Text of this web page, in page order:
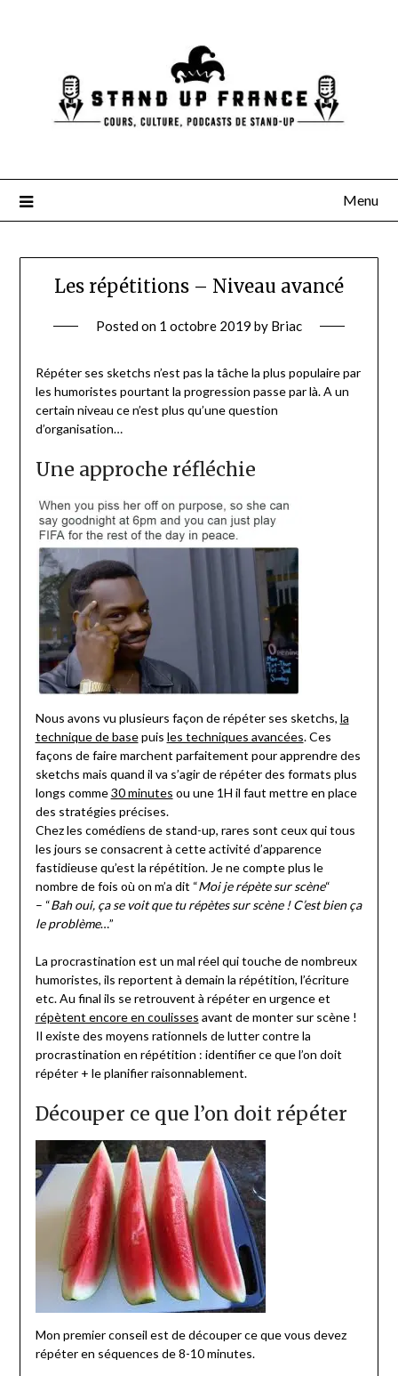
Menu
Les répétitions – Niveau avancé
Posted on 1 octobre 2019 by Briac
Répéter ses sketchs n’est pas la tâche la plus populaire par
les humoristes pourtant la progression passe par là. A un
certain niveau ce n’est plus qu’une question
d’organisation…
Une approche réfléchie
Nous avons vu plusieurs façon de répéter ses sketchs, la
technique de basepuis les techniques avancées. Ces
façons de faire marchent parfaitement pour apprendre des
sketchs mais quand il va s’agir de répéter des formats plus
longs comme30 minutes ou une 1H il faut mettre en place
des stratégies précises.
Chez les comédiens de stand-up, rares sont ceux qui tous
les jours se consacrent à cette activité d’apparence
fastidieuse qu’est la répétition. Je ne compte plus le
nombre de fois où on m’a dit “Moi je répète sur scène“
– “Bah oui, ça se voit que tu répètes sur scène ! C’est bien ça
le problème…”
La procrastination est un mal réel qui touche de nombreux
humoristes, ils reportent à demain la répétition, l’écriture
etc. Au final ils se retrouvent à répéter en urgence et
répètent encore en coulisses avant de monter sur scène !
Il existe des moyens rationnels de lutter contre la
procrastination en répétition : identifier ce que l’on doit
répéter + le planifier raisonnablement.
Découper ce que l’on doit répéter
Mon premier conseil est de découper ce que vous devez
répéter en séquences de 8-10 minutes.